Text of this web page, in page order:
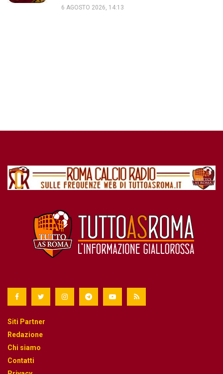
6 AGOSTO 2026, 14:13
Siti Partner
Redazione
Chi siamo
Contatti